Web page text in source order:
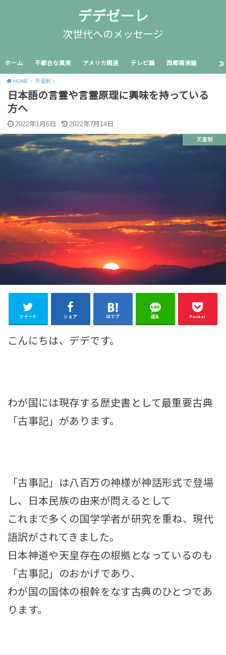
デデゼーレ
次世代へのメッセージ
ホーム 不都合な真実 アメリカ関連 テレビ論 西郷南洲論
HOME 天皇制
日本語の言霊や言霊原理に興味を持っている
方へ
2022年1月6日 2022年7月14日
天皇制
ツイート シェア はてブ 送る Pocket
こんにちは、デデです。
わが国には現存する歴史書として最重要古典
「古事記」があります。
「古事記」は八百万の神様が神話形式で登場
し、日本民族の由来が問えるとして
これまで多くの国学学者が研究を重ね、現代
語訳がされてきました。
日本神道や天皇存在の根拠となっているのも
「古事記」のおかげであり、
わが国の国体の根幹をなす古典のひとつであ
ります。